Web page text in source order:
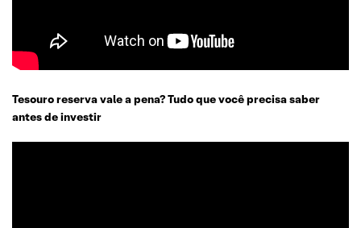
Tesouro reserva vale a pena? Tudo que você precisa saber
antes de investir